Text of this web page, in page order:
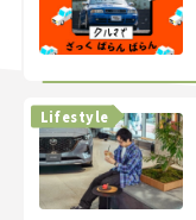
Lifestyle